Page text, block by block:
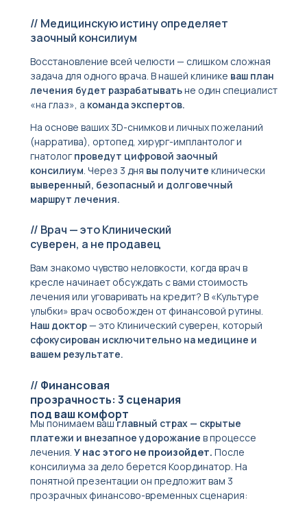
Вам знакомо чувство неловкости, когда врач в
кресле начинает обсуждать с вами стоимость
лечения или уговаривать на кредит? В «Культуре
улыбки» врач освобожден от финансовой рутины.
Наш доктор— это Клинический суверен, который
сфокусирован исключительно на медицине и
вашем результате.
// Врач — это Клинический
суверен, а не продавец
На основе ваших 3D-снимков и личных пожеланий
(нарратива), ортопед, хирург-имплантолог и
гнатолог проведут цифровой заочный
консилиум. Через 3 дня вы получите клинически
выверенный, безопасный и долговечный
маршрут лечения.
Восстановление всей челюсти — слишком сложная
задача для одного врача. В нашей клинике ваш план
лечения будет разрабатыватьне один специалист
«на глаз», а команда экспертов.
// Медицинскую истину определяет
заочный консилиум
Мы понимаем вашглавный страх — скрытые
платежи и внезапное удорожание в процессе
лечения. У нас этого не произойдет. После
консилиума за дело берется Координатор. На
понятной презентации он предложит вам 3
прозрачных финансово-временных сценария:
// Финансовая
прозрачность: 3 сценария
под ваш комфорт